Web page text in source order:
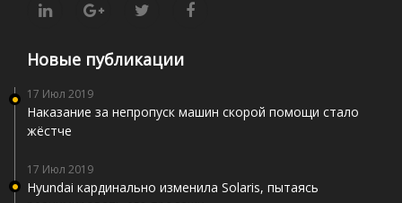
Новые публикации
17 Июл 2019
Наказание за непропуск машин скорой помощи стало
жёстче
17 Июл 2019
Hyundai кардинально изменила Solaris, пытаясь